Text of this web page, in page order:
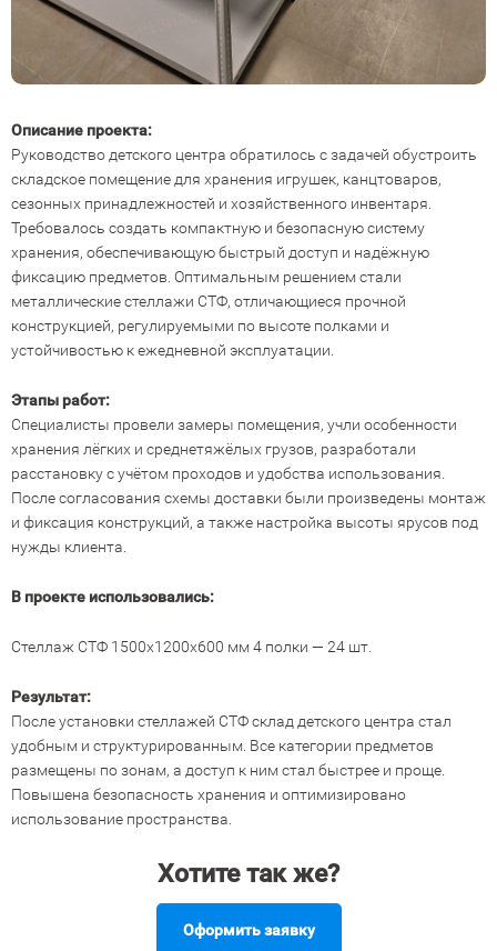
Описание проекта:
Руководство детского центра обратилось с задачей обустроить
складское помещение для хранения игрушек, канцтоваров,
сезонных принадлежностей и хозяйственного инвентаря.
Требовалось создать компактную и безопасную систему
хранения, обеспечивающую быстрый доступ и надёжную
фиксацию предметов. Оптимальным решением стали
металлические стеллажи СТФ, отличающиеся прочной
конструкцией, регулируемыми по высоте полками и
устойчивостью к ежедневной эксплуатации.
Этапы работ:
Специалисты провели замеры помещения, учли особенности
хранения лёгких и среднетяжёлых грузов, разработали
расстановку с учётом проходов и удобства использования.
После согласования схемы доставки были произведены монтаж
и фиксация конструкций, а также настройка высоты ярусов под
нужды клиента.
В проекте использовались:
Стеллаж СТФ 1500х1200х600 мм 4 полки — 24 шт.
Результат:
После установки стеллажей СТФ склад детского центра стал
удобным и структурированным. Все категории предметов
размещены по зонам, а доступ к ним стал быстрее и проще.
Повышена безопасность хранения и оптимизировано
использование пространства.
Хотите так же?
Оформить заявку